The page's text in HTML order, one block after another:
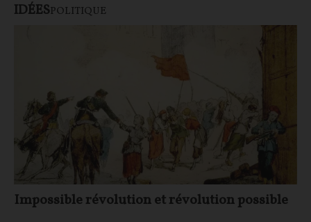
IDÉESPOLITIQUE
Impossible révolution et révolution possible